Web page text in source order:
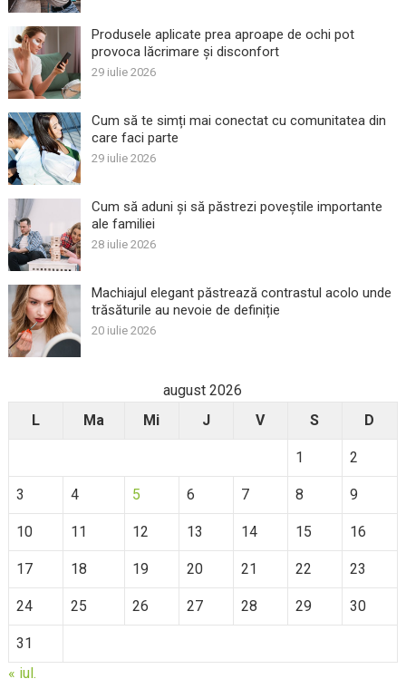
Produsele aplicate prea aproape de ochi pot
provoca lăcrimare și disconfort
29 iulie 2026
Cum să te simți mai conectat cu comunitatea din
care faci parte
29 iulie 2026
Cum să aduni și să păstrezi poveștile importante
ale familiei
28 iulie 2026
Machiajul elegant păstrează contrastul acolo unde
trăsăturile au nevoie de definiție
20 iulie 2026
august 2026
L
Ma Mi J V S D
1 2
3 4 5 6 7 8 9
10 11 12 13 14 15 16
17 18 19 20 21 22 23
24 25 26 27 28 29 30
31
« iul.